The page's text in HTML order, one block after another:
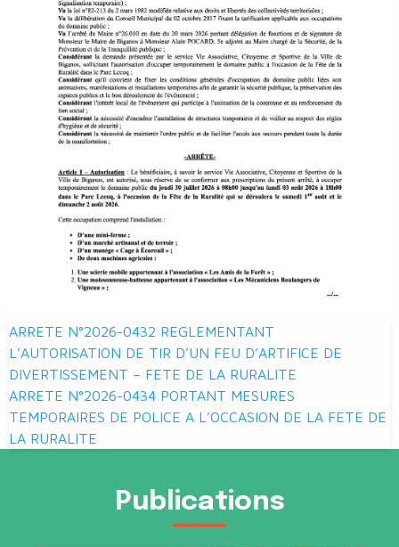
Navigation
de
l’article
ARRETE N°2026-0432 REGLEMENTANT
L’AUTORISATION DE TIR D’UN FEU D’ARTIFICE DE
DIVERTISSEMENT – FETE DE LA RURALITE
ARRETE N°2026-0434 PORTANT MESURES
TEMPORAIRES DE POLICE A L’OCCASION DE LA FETE DE
LA RURALITE
Publications